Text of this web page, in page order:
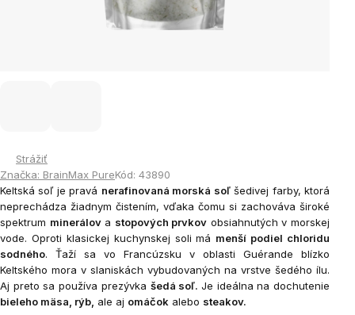
Strážiť
Značka: BrainMax PureKód: 43890
Keltská soľ je pravá nerafinovaná morská soľ šedivej farby, ktorá
neprechádza žiadnym čistením, vďaka čomu si zachováva široké
spektrum minerálova stopových prvkov obsiahnutých v morskej
vode. Oproti klasickej kuchynskej soli má menší podiel chloridu
sodného. Ťaží sa vo Francúzsku v oblasti Guérande blízko
Keltského mora v slaniskách vybudovaných na vrstve šedého ílu.
Aj preto sa používa prezývka šedá soľ. Je ideálna na dochutenie
bieleho mäsa, rýb, ale aj omáčok alebo steakov.